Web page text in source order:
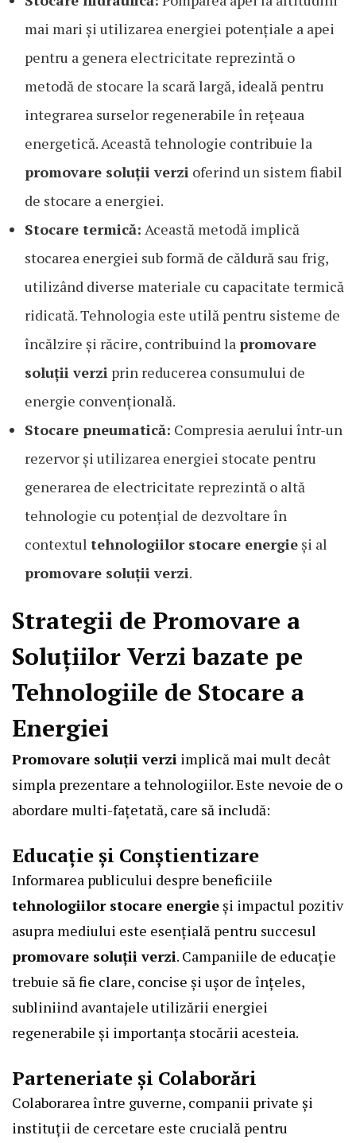
mai mari și utilizarea energiei potențiale a apei
pentru a genera electricitate reprezintă o
metodă de stocare la scară largă, ideală pentru
integrarea surselor regenerabile în rețeaua
energetică. Această tehnologie contribuie la
promovare soluții verzi oferind un sistem fiabil
de stocare a energiei.
Stocare termică: Această metodă implică
stocarea energiei sub formă de căldură sau frig,
utilizând diverse materiale cu capacitate termică
ridicată. Tehnologia este utilă pentru sisteme de
încălzire și răcire, contribuind la promovare
soluții verzi prin reducerea consumului de
energie convențională.
Stocare pneumatică: Compresia aerului într-un
rezervor și utilizarea energiei stocate pentru
generarea de electricitate reprezintă o altă
tehnologie cu potențial de dezvoltare în
contextul tehnologiilor stocare energie și al
promovare soluții verzi.
Strategii de Promovare a
Soluțiilor Verzi bazate pe
Tehnologiile de Stocare a
Energiei
Promovare soluții verzi implică mai mult decât
simpla prezentare a tehnologiilor. Este nevoie de o
abordare multi-fațetată, care să includă:
Educație și Conștientizare
Informarea publicului despre beneficiile
tehnologiilor stocare energie și impactul pozitiv
asupra mediului este esențială pentru succesul
promovare soluții verzi. Campaniile de educație
trebuie să fie clare, concise și ușor de înțeles,
subliniind avantajele utilizării energiei
regenerabile și importanța stocării acesteia.
Parteneriate și Colaborări
Colaborarea între guverne, companii private și
instituții de cercetare este crucială pentru